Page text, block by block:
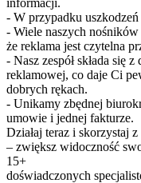
informacji.
- W przypadku
- Wiele naszych
że reklama jest czytelna
- Nasz zespół składa się
reklamowej, co daje Ci
dobrych rękach.
- Unikamy zbędnej
umowie i jednej fakturze.
Działaj teraz i skorzystaj
– zwiększ widoczność
15+
doświadczonych